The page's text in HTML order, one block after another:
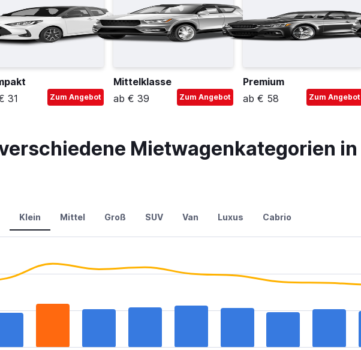
31
Zum Angebot
Mittelklasse
ab € 39
Zum Angebot
Premium
ab € 58
Zum Angebot
Mietwagenkategorien in
Klein Mittel Groß SUV Van Luxus Cabrio